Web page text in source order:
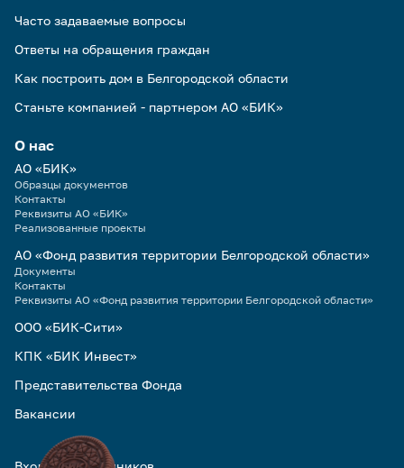
Часто задаваемые вопросы
Ответы на обращения граждан
Как построить дом в Белгородской области
Станьте компанией - партнером АО «БИК»
О нас
АО «БИК»
Образцы документов
Контакты
Реквизиты АО «БИК»
Реализованные проекты
АО «Фонд развития территории Белгородской области»
Документы
Контакты
Реквизиты АО «Фонд развития территории Белгородской области»
ООО «БИК-Сити»
КПК «БИК Инвест»
Представительства Фонда
Вакансии